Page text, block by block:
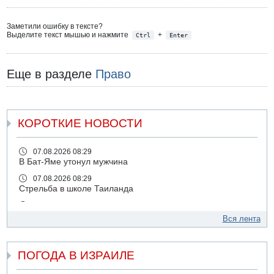
Заметили ошибку в тексте?
Выделите текст мышью и нажмите
Ctrl + Enter
Еще в разделе Право
КОРОТКИЕ НОВОСТИ
07.08.2026 08:29
В Бат-Яме утонул мужчина
07.08.2026 08:29
Стрельба в школе Таиланда
Саудовская Аравия сообщает о нападении хуситов
06.08.2026 13:43
И еще иранские агенты
Вся лента
ПОГОДА В ИЗРАИЛЕ